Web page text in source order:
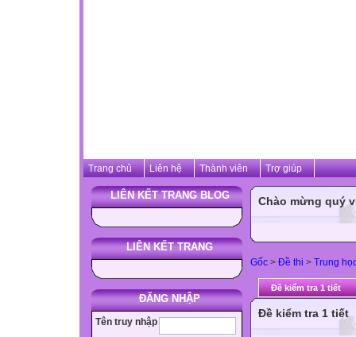
Trang chủ Liên hệ Thành viên Trợ giúp
LIÊN KẾT TRANG BLOG
LIÊN KẾT TRANG
ĐĂNG NHẬP
Tên truy nhập
Chào mừng quý
Gốc > Đề thi > Trung
Đề kiểm tra 1 tiết
Đề kiểm tra 1 tiết